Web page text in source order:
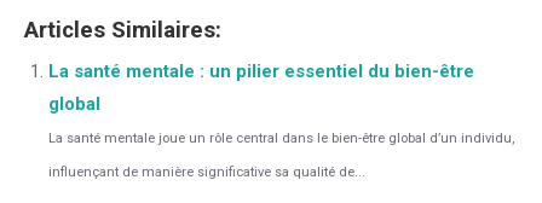
Articles Similaires:
La santé mentale : un pilier essentiel du bien-être
global
La santé mentale joue un rôle central dans le bien-être global d’un individu,
influençant de manière significative sa qualité de...